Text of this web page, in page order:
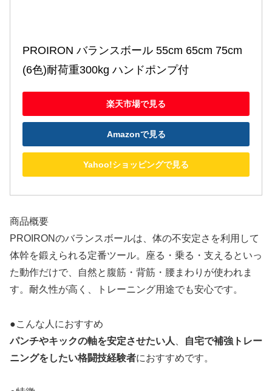
PROIRON バランスボール 55cm 65cm 75cm
(6色)耐荷重300kg ハンドポンプ付
楽天市場で見る
Amazonで見る
Yahoo!ショッピングで見る
商品概要
PROIRONのバランスボールは、体の不安定さを利用して
体幹を鍛えられる定番ツール。座る・乗る・支えるといっ
た動作だけで、自然と腹筋・背筋・腰まわりが使われま
す。耐久性が高く、トレーニング用途でも安心です。
●こんな人におすすめ
パンチやキックの軸を安定させたい人
自宅で補強トレー
ニングをしたい格闘技経験者におすすめです。